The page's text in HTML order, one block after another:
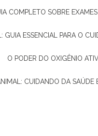
COMPLETO SOBRE
GUIA ESSENCIAL PARA O
O PODER DO OXIGÊNIO
CUIDANDO DA